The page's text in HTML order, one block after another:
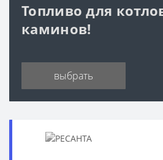
Топливо для
каминов!
выбрать